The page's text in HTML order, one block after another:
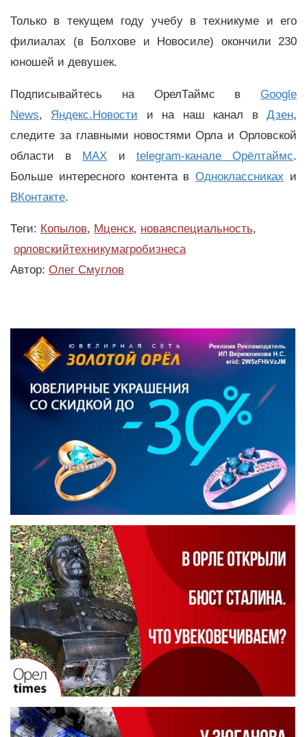
Только в текущем году учебу в техникуме и его
филиалах (в Болхове и Новосиле) окончили 230
юношей и девушек.
Подписывайтесь на ОрелТаймс в Google
News, Яндекс.Новости и на наш канал вДзен,
следите за главными новостями Орла и Орловской
области в MAX и telegram-канале Орёлтаймс.
Больше интересного контента вОдноклассниках и
ВКонтакте.
Теги: Копылов, Мценск, новаяспециальность,
орловскийтехникумагробизнеса
Автор: Олег Смуглов